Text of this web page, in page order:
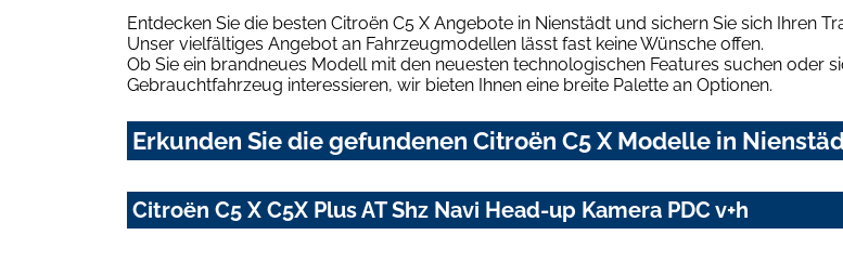
Entdecken Sie die besten Citroën C5 X Angebote in Nienstädt und sichern Sie sich Ihren
Unser vielfältiges Angebot an Fahrzeugmodellen lässt fast keine Wünsche offen.
Ob Sie ein brandneues Modell mit den neuesten technologischen Features suchen oder
Gebrauchtfahrzeug interessieren, wir bieten Ihnen eine breite Palette an Optionen.
Erkunden Sie die gefundenen Citroën C5 X Modelle in
Citroën C5 X C5X Plus AT Shz Navi Head-up Kamera PDC v+h